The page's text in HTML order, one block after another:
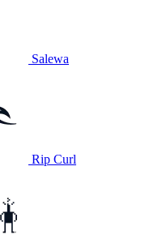
Salewa
Rip Curl